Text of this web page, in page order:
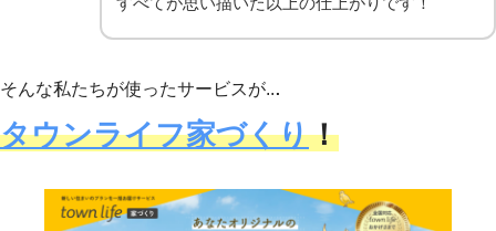
そんな私たちが使ったサービスが...
タウンライフ家づくり！